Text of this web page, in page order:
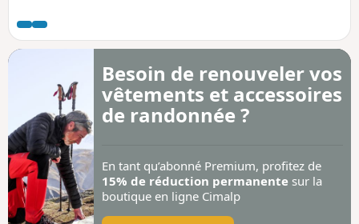
Besoin de renouveler vos
vêtements et accessoires
de randonnée ?
En tant qu’abonné Premium, profitez de
15% de réduction permanente sur la
boutique en ligne Cimalp